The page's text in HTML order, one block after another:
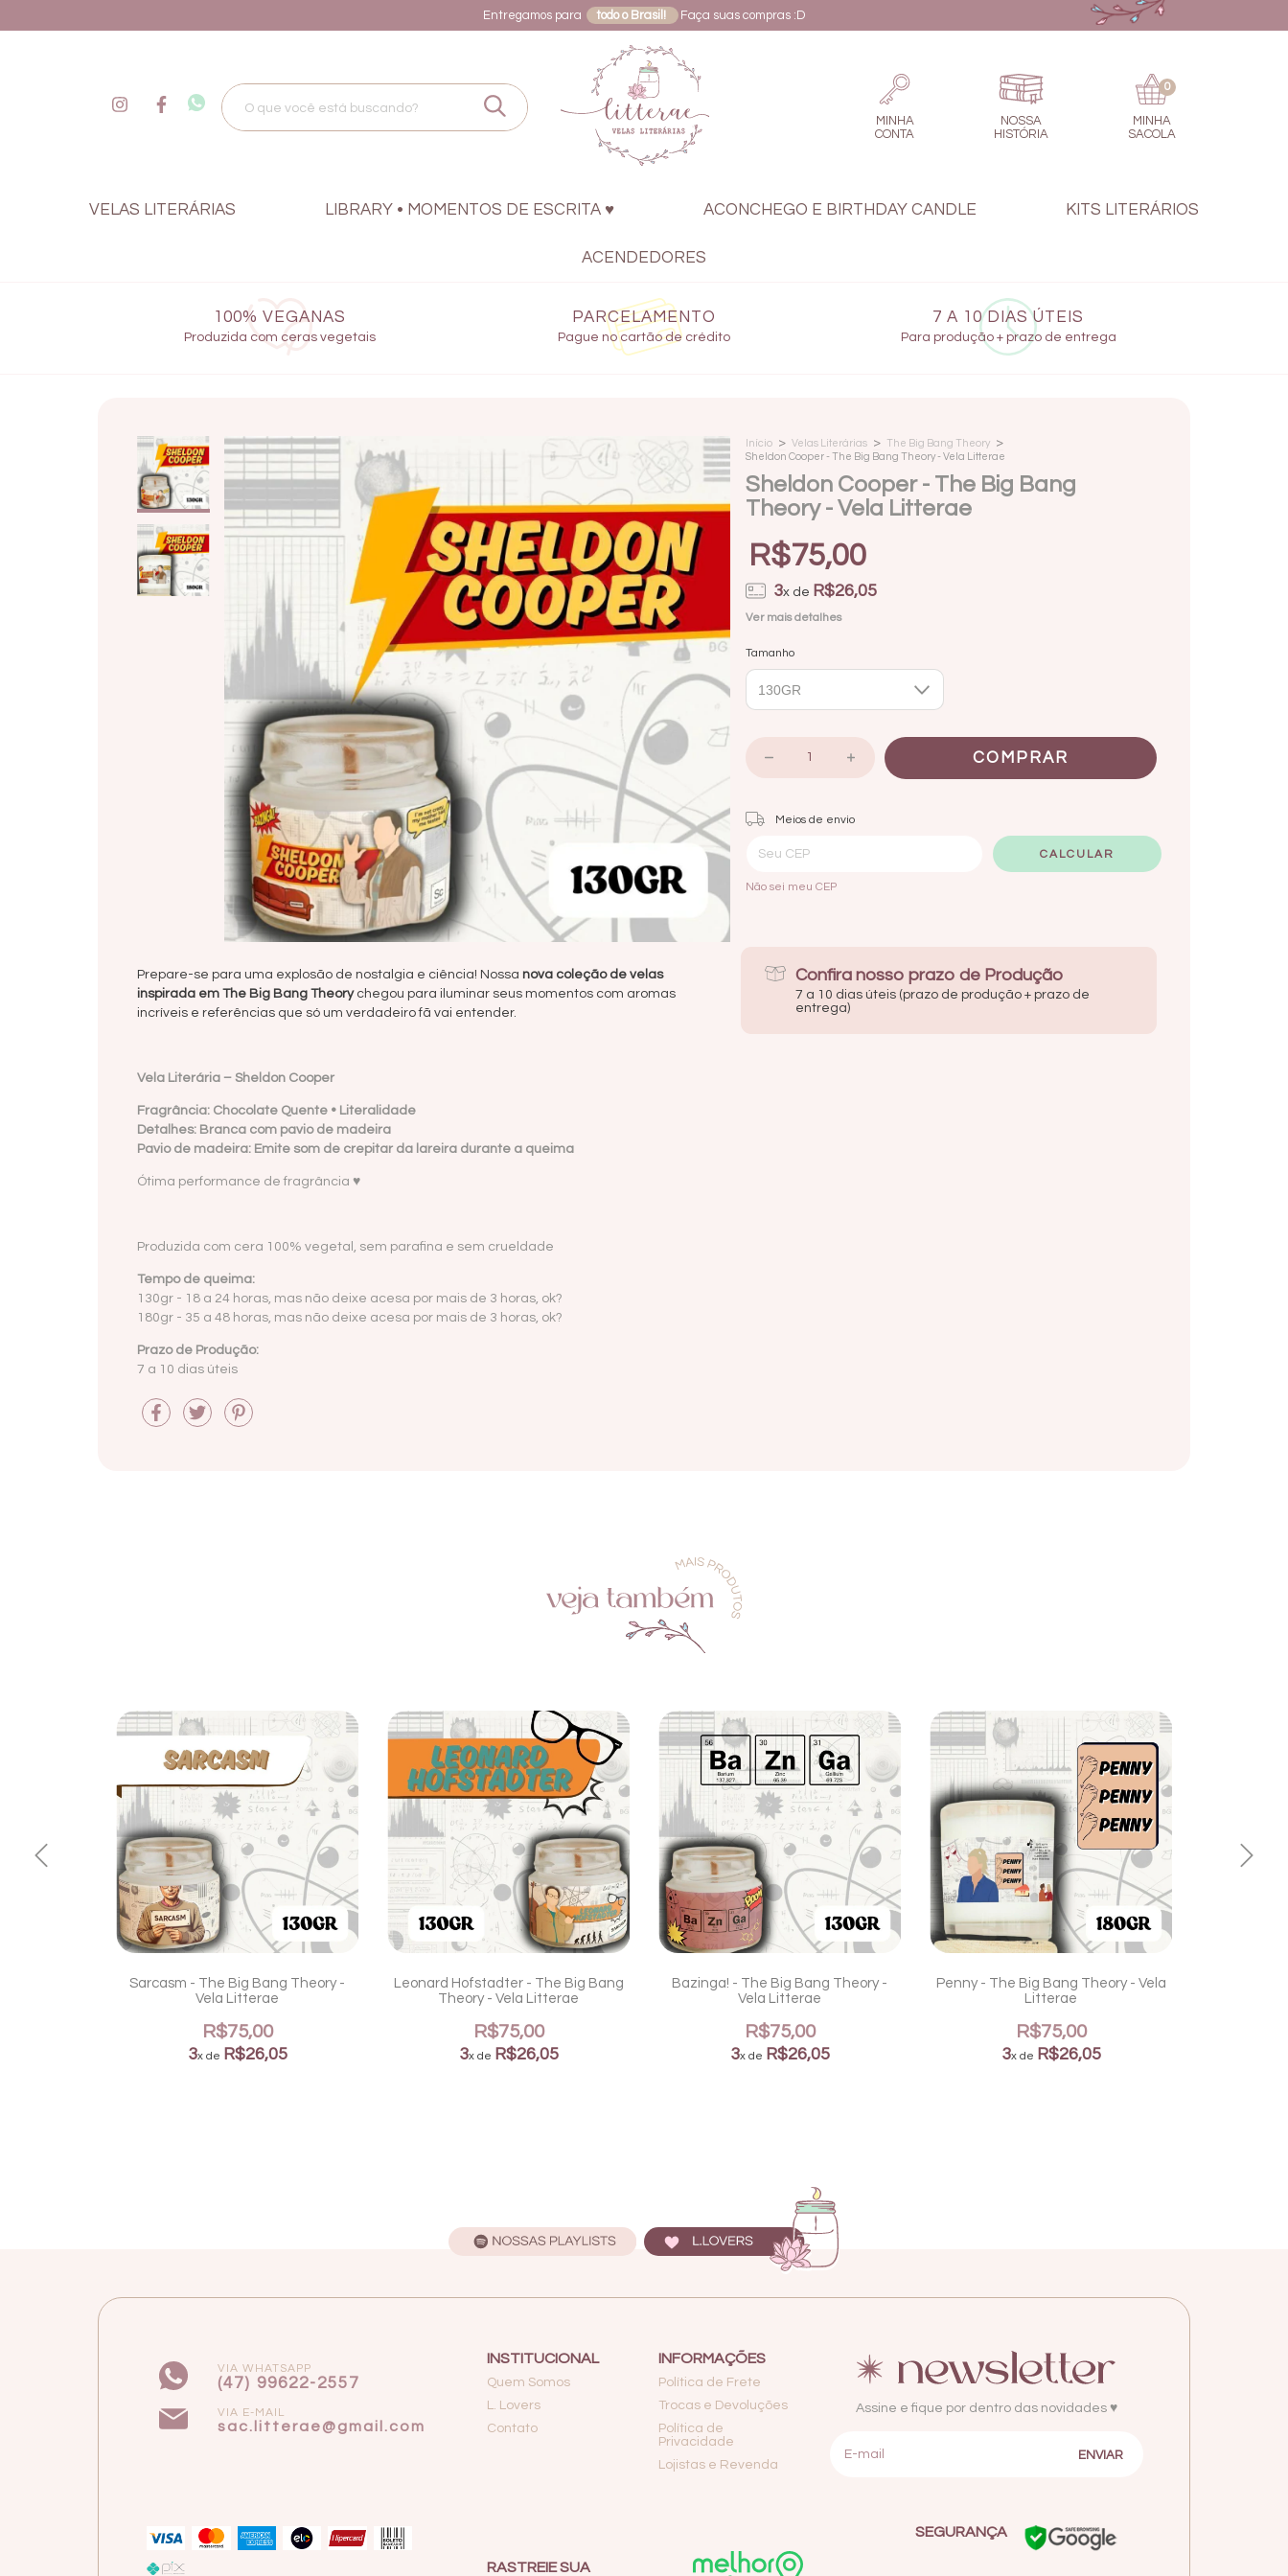
Entregamos para todo o Brasil! Faça suas compras :D
MINHA
CONTA
NOSSA
HISTÓRIA
MINHA
SACOLA
0
VELAS LITERÁRIAS LIBRARY • MOMENTOS DE ESCRITA ♥ ACONCHEGO E BIRTHDAY CANDLE KITS LITERÁRIOS
ACENDEDORES
100% VEGANAS
Produzida com ceras vegetais
PARCELAMENTO
Pague no cartão de crédito
7 A 10 DIAS ÚTEIS
Para produção + prazo de entrega
Prepare-se para uma explosão de nostalgia e ciência! Nossa nova coleção de velas
inspirada em The Big Bang Theorychegou para iluminar seus momentos com aromas
incríveis e referências que só um verdadeiro fã vai entender.
Vela Literária – Sheldon Cooper
Fragrância: Chocolate Quente • Literalidade
Detalhes: Branca com pavio de madeira
Pavio de madeira: Emite som de crepitar da lareira durante a queima
Ótima performance de fragrância ♥
Produzida com cera 100% vegetal, sem parafina e sem crueldade
Tempo de queima:
130gr - 18 a 24 horas, mas não deixe acesa por mais de 3 horas, ok?
180gr - 35 a 48 horas, mas não deixe acesa por mais de 3 horas, ok?
Prazo de Produção:
7 a 10 dias úteis
Início > Velas Literárias > The Big Bang Theory >
Sheldon Cooper - The Big Bang Theory - Vela Litterae
Sheldon Cooper - The Big Bang
Theory - Vela Litterae
R$75,00
3x de R$26,05
Ver mais detalhes
Tamanho
Entregas para o CEP:
Meios de envio
CALCULAR
Não sei meu CEP
Confira nosso prazo de Produção
7 a 10 dias úteis (prazo de produção + prazo de
entrega)
Sarcasm - The Big Bang Theory -
Vela Litterae
R$75,00
3x de R$26,05
Leonard Hofstadter - The Big Bang
Theory - Vela Litterae
R$75,00
3x de R$26,05
Bazinga! - The Big Bang Theory -
Vela Litterae
R$75,00
3x de R$26,05
Penny - The Big Bang Theory - Vela
Litterae
R$75,00
3x de R$26,05
VIA WHATSAPP
(47) 99622-2557
VIA E-MAIL
sac.litterae@gmail.com
INSTITUCIONAL
Quem Somos
L. Lovers
Contato
INFORMAÇÕES
Política de Frete
Trocas e Devoluções
Política de
Privacidade
Lojistas e Revenda
Assine e fique por dentro das novidades ♥
RASTREIE SUA
SEGURANÇA